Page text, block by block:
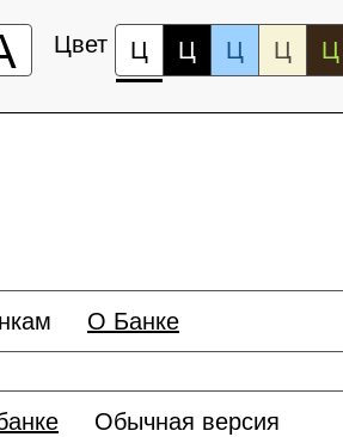
Цвет Ц Ц Ц Ц Ц
О Банке
Обычная версия